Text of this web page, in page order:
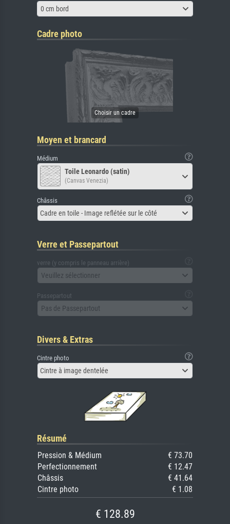
0 cm bord
Cadre photo
Moyen et brancard
Médium
Toile Leonardo (satin)
(Canvas Venezia)
Châssis
Cadre en toile - Image reflétée sur le côté
Verre et Passepartout
verre (y compris le panneau arrière)
Veuillez sélectionner
Passepartout
Pas de Passepartout
Divers & Extras
Cintre photo
Cintre à image dentelée
Résumé
Pression & Médium
€ 73.70
Perfectionnement
€ 12.47
Châssis
€ 41.64
Cintre photo
€ 1.08
€ 128.89